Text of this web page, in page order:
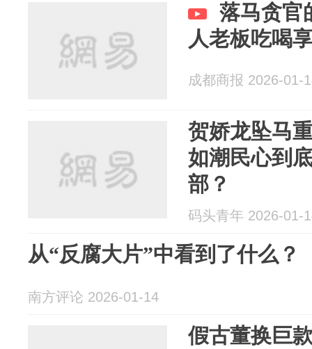
落马贪官
人老板吃喝
成都商报 2026-01-
贺娇龙坠马
如潮民心到
部？
码头青年 2026-01-
从“反腐大片”中看到了什么？
南方评论 2026-01-14
假古董换巨